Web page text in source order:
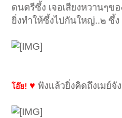
ดนตรีซึ้ง เจอเสียงหวานๆข
ยิ่งทำให้ซึ้งไปกันใหญ่..๒ ซึ้ง
โอ๊ย! ♥ ฟังแล้วยิ่งคิดถึงเมย์จั